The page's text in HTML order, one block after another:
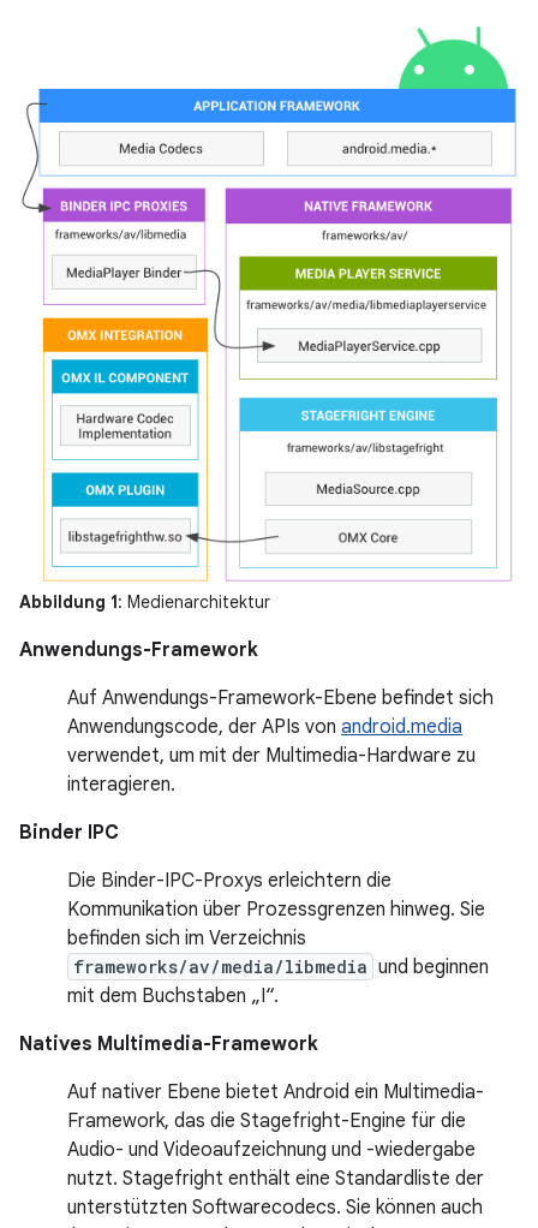
Abbildung 1: Medienarchitektur
Anwendungs-Framework
Auf Anwendungs-Framework-Ebene befindet sich
Anwendungscode, der APIs von android.media
verwendet, um mit der Multimedia-Hardware zu
interagieren.
Binder IPC
Die Binder-IPC-Proxys erleichtern die
Kommunikation über Prozessgrenzen hinweg. Sie
befinden sich im Verzeichnis
frameworks/av/media/libmedia und beginnen
mit dem Buchstaben „I“.
Natives Multimedia-Framework
Auf nativer Ebene bietet Android ein Multimedia-
Framework, das die Stagefright-Engine für die
Audio- und Videoaufzeichnung und -wiedergabe
nutzt. Stagefright enthält eine Standardliste der
unterstützten Softwarecodecs. Sie können auch